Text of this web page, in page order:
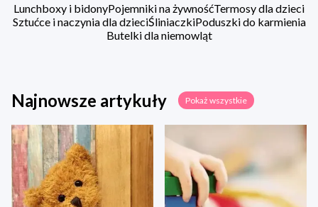
Lunchboxy i bidonyPojemniki na żywnośćTermosy dla dzieci
Sztućce i naczynia dla dzieciŚliniaczkiPoduszki do karmienia
Butelki dla niemowląt
Najnowsze artykuły Pokaż wszystkie